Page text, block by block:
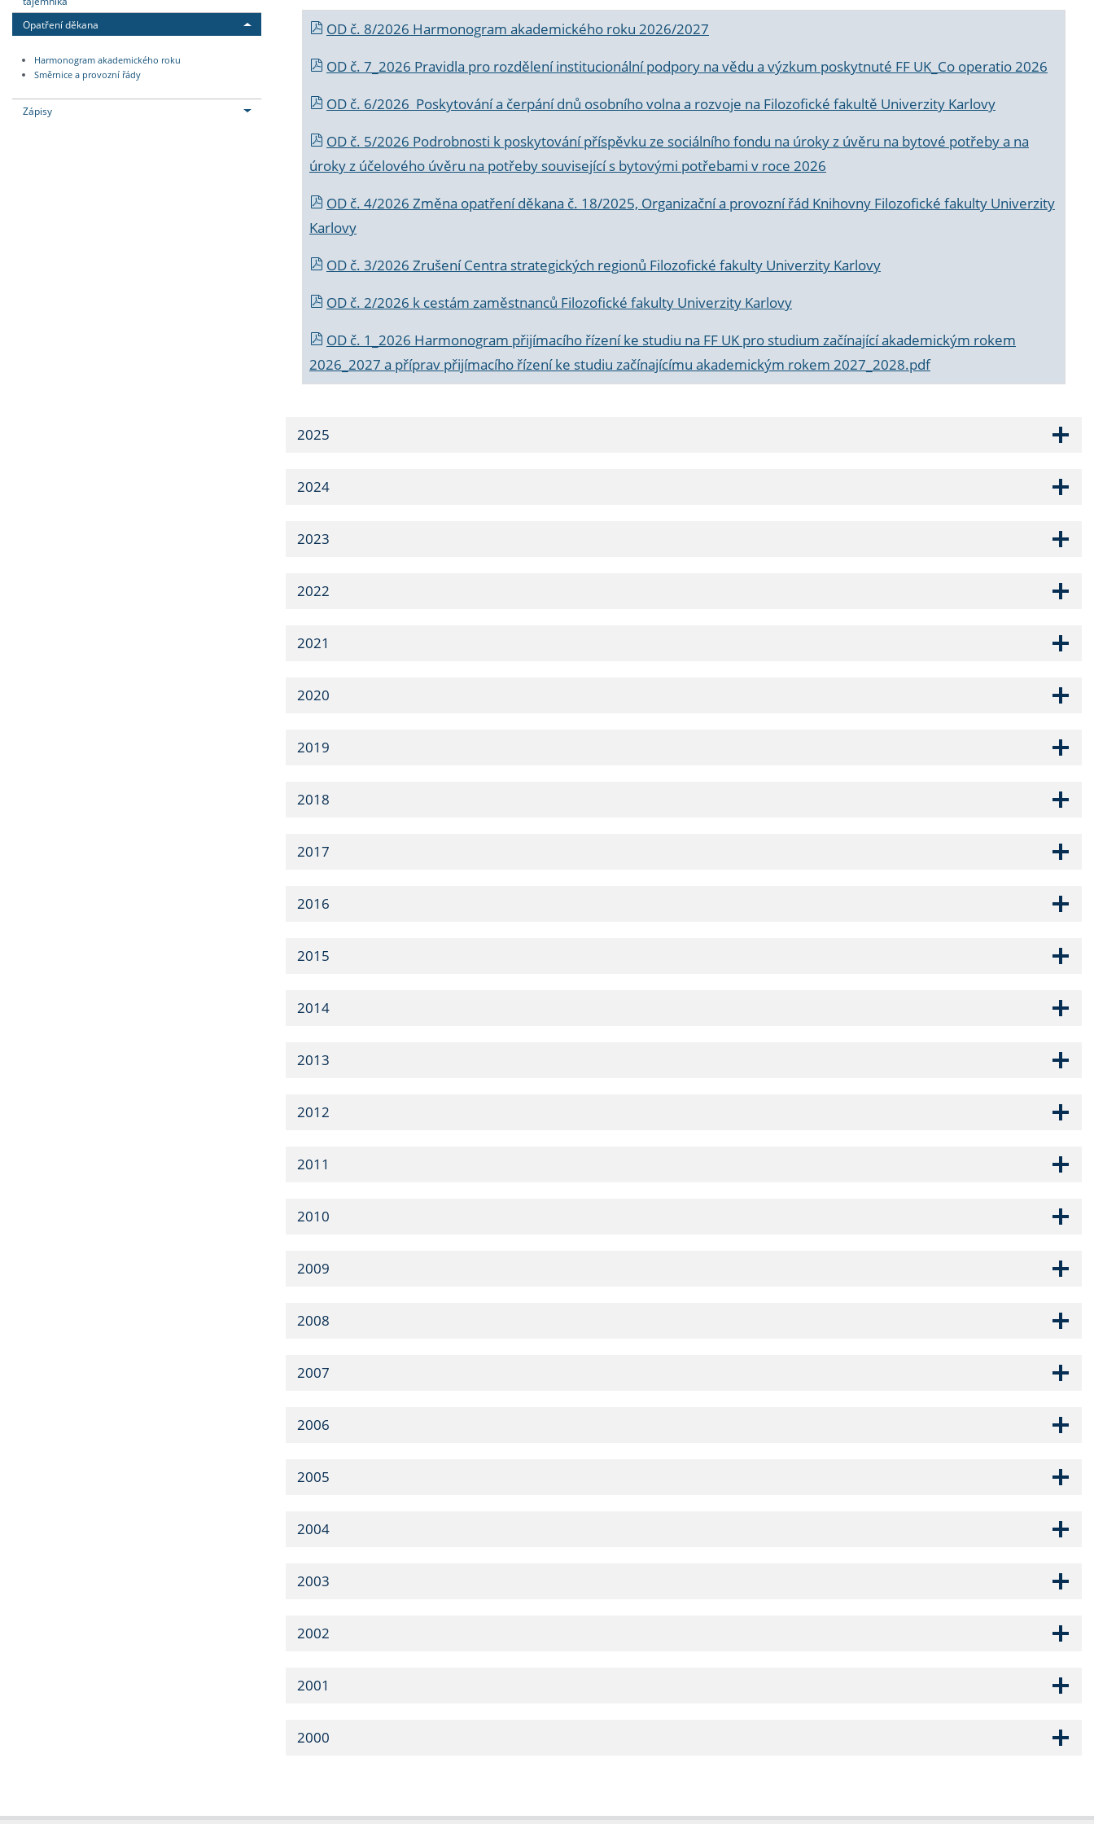
Opatření děkana
Harmonogram akademického roku
Směrnice a provozní řády
Zápisy
OD č. 8/2026 Harmonogram akademického roku 2026/2027
OD č. 7_2026 Pravidla pro rozdělení institucionální podpory na vědu a výzkum poskytnuté FF UK_Co operatio 2026
OD č. 6/2026 Poskytování a čerpání dnů osobního volna a rozvoje na Filozofické fakultě Univerzity Karlovy
OD č. 5/2026 Podrobnosti k poskytování příspěvku ze sociálního fondu na úroky z úvěru na bytové potřeby a na
úroky z účelového úvěru na potřeby související s bytovými potřebami v roce 2026
OD č. 4/2026 Změna opatření děkana č. 18/2025, Organizační a provozní řád Knihovny Filozofické fakulty Univerzity
Karlovy
OD č. 3/2026 Zrušení Centra strategických regionů Filozofické fakulty Univerzity Karlovy
OD č. 2/2026 k cestám zaměstnanců Filozofické fakulty Univerzity Karlovy
OD č. 1_2026 Harmonogram přijímacího řízení ke studiu na FF UK pro studium začínající akademickým rokem
2026_2027 a příprav přijímacího řízení ke studiu začínajícímu akademickým rokem 2027_2028.pdf
2025
2024
2023
2022
2021
2020
2019
2018
2017
2016
2015
2014
2013
2012
2011
2010
2009
2008
2007
2006
2005
2004
2003
2002
2001
2000